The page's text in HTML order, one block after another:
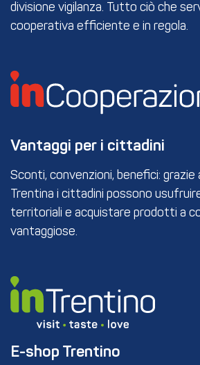
divisione vigilanza. Tutto ciò che
cooperativa efficiente e in regola.
Vantaggi per i cittadini
Sconti, convenzioni, benefici: grazie
Trentina i cittadini possono
territoriali e acquistare prodotti a
vantaggiose.
E-shop Trentino